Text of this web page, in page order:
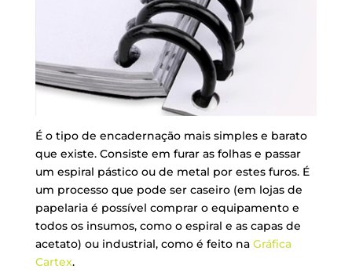
É o tipo de encadernação mais simples e barato
que existe. Consiste em furar as folhas e passar
um espiral pástico ou de metal por estes furos. É
um processo que pode ser caseiro (em lojas de
papelaria é possível comprar o equipamento e
todos os insumos, como o espiral e as capas de
acetato) ou industrial, como é feito na Gráfica
Cartex.